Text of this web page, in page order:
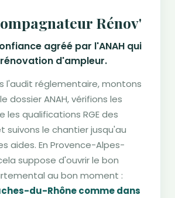
Rénov'
agréé par l'ANAH qui
d'ampleur.
l'audit réglementaire, montons
dossier ANAH, vérifions les
les qualifications RGE des
suivons le chantier jusqu'au
aides. En Provence-Alpes-
suppose d'ouvrir le bon
au bon moment :
du-Rhône comme dans